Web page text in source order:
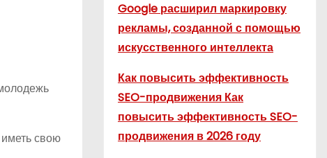
свою
Google расширил маркировку
рекламы, созданной с помощью
искусственного интеллекта
Как повысить эффективность
SEO-продвижения Как
повысить эффективность SEO-
продвижения в 2026 году